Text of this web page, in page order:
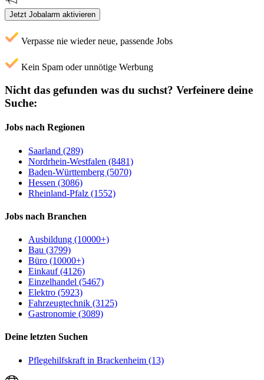
Jetzt Jobalarm aktivieren
Verpasse nie wieder neue, passende Jobs
Kein Spam oder unnötige Werbung
Nicht das gefunden was du suchst? Verfeinere deine
Suche:
Jobs nach Regionen
Saarland (289)
Nordrhein-Westfalen (8481)
Baden-Württemberg (5070)
Hessen (3086)
Rheinland-Pfalz (1552)
Jobs nach Branchen
Ausbildung (10000+)
Bau (3799)
Büro (10000+)
Einkauf (4126)
Einzelhandel (5467)
Elektro (5923)
Fahrzeugtechnik (3125)
Gastronomie (3089)
Deine letzten Suchen
Pflegehilfskraft in Brackenheim (13)